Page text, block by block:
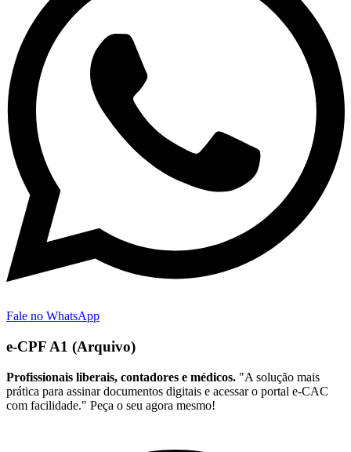
Fale no WhatsApp
e-CPF A1 (Arquivo)
Profissionais liberais, contadores e médicos. "A solução mais
prática para assinar documentos digitais e acessar o portal e-CAC
com facilidade." Peça o seu agora mesmo!